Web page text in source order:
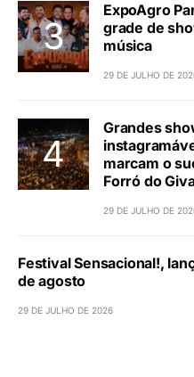
ExpoAgro
grade de
música
29 DE JULHO DE
Grandes
marcam o
Forró do
29 DE JULHO DE
Festival Sensacional!,
de agosto
29 DE JULHO DE 2026